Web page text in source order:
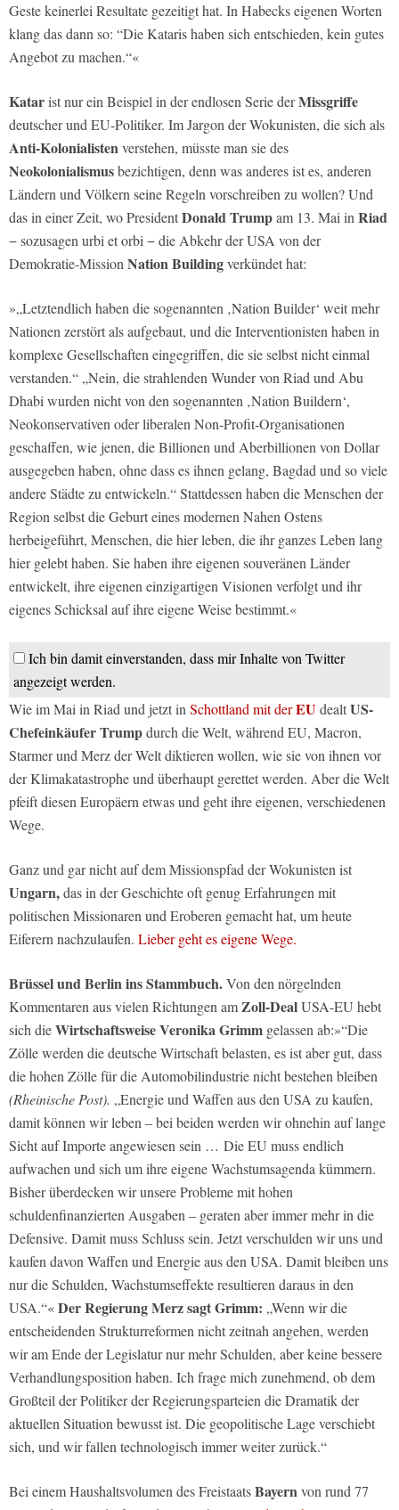
Geste keinerlei Resultate gezeitigt hat. In Habecks eigenen Worten
klang das dann so: “Die Kataris haben sich entschieden, kein gutes
Angebot zu machen.“«
Katarist nur ein Beispiel in der endlosen Serie derMissgriffe
deutscher und EU-Politiker. Im Jargon der Wokunisten, die sich als
Anti-Kolonialistenverstehen, müsste man sie des
Neokolonialismusbezichtigen, denn was anderes ist es, anderen
Ländern und Völkern seine Regeln vorschreiben zu wollen? Und
das in einer Zeit, wo PresidentDonald Trumpam 13. Mai in Riad
− sozusagen urbi et orbi − die Abkehr der USA von der
Demokratie-Mission Nation Buildingverkündet hat:
»„Letztendlich haben die sogenannten ‚Nation Builder‘ weit mehr
Nationen zerstört als aufgebaut, und die Interventionisten haben in
komplexe Gesellschaften eingegriffen, die sie selbst nicht einmal
verstanden.“ „Nein, die strahlenden Wunder von Riad und Abu
Dhabi wurden nicht von den sogenannten ‚Nation Buildern‘,
Neokonservativen oder liberalen Non-Profit-Organisationen
geschaffen, wie jenen, die Billionen und Aberbillionen von Dollar
ausgegeben haben, ohne dass es ihnen gelang, Bagdad und so viele
andere Städte zu entwickeln.“ Stattdessen haben die Menschen der
Region selbst die Geburt eines modernen Nahen Ostens
herbeigeführt, Menschen, die hier leben, die ihr ganzes Leben lang
hier gelebt haben. Sie haben ihre eigenen souveränen Länder
entwickelt, ihre eigenen einzigartigen Visionen verfolgt und ihr
eigenes Schicksal auf ihre eigene Weise bestimmt.«
Ich bin damit einverstanden, dass mir Inhalte von Twitter
angezeigt werden.
Wie im Mai in Riad und jetzt in Schottland mit derEUdealtUS-
Chefeinkäufer Trumpdurch die Welt, während EU, Macron,
Starmer und Merz der Welt diktieren wollen, wie sie von ihnen vor
der Klimakatastrophe und überhaupt gerettet werden. Aber die Welt
pfeift diesen Europäern etwas und geht ihre eigenen, verschiedenen
Wege.
Ganz und gar nicht auf dem Missionspfad der Wokunisten ist
Ungarn,das in der Geschichte oft genug Erfahrungen mit
politischen Missionaren und Eroberen gemacht hat, um heute
Eiferern nachzulaufen. Lieber geht es eigene Wege.
Brüssel und Berlin ins Stammbuch.Von den nörgelnden
Kommentaren aus vielen Richtungen amZoll-DealUSA-EU hebt
sich dieWirtschaftsweise Veronika Grimm gelassen ab:»“Die
Zölle werden die deutsche Wirtschaft belasten, es ist aber gut, dass
die hohen Zölle für die Automobilindustrie nicht bestehen bleiben
(Rheinische Post). „Energie und Waffen aus den USA zu kaufen,
damit können wir leben – bei beiden werden wir ohnehin auf lange
Sicht auf Importe angewiesen sein … Die EU muss endlich
aufwachen und sich um ihre eigene Wachstumsagenda kümmern.
Bisher überdecken wir unsere Probleme mit hohen
schuldenfinanzierten Ausgaben – geraten aber immer mehr in die
Defensive. Damit muss Schluss sein. Jetzt verschulden wir uns und
kaufen davon Waffen und Energie aus den USA. Damit bleiben uns
nur die Schulden, Wachstumseffekte resultieren daraus in den
USA.“«Der Regierung Merz sagt Grimm: „Wenn wir die
entscheidenden Strukturreformen nicht zeitnah angehen, werden
wir am Ende der Legislatur nur mehr Schulden, aber keine bessere
Verhandlungsposition haben. Ich frage mich zunehmend, ob dem
Großteil der Politiker der Regierungsparteien die Dramatik der
aktuellen Situation bewusst ist. Die geopolitische Lage verschiebt
sich, und wir fallen technologisch immer weiter zurück.“
Bei einem Haushaltsvolumen des FreistaatsBayernvon rund 77